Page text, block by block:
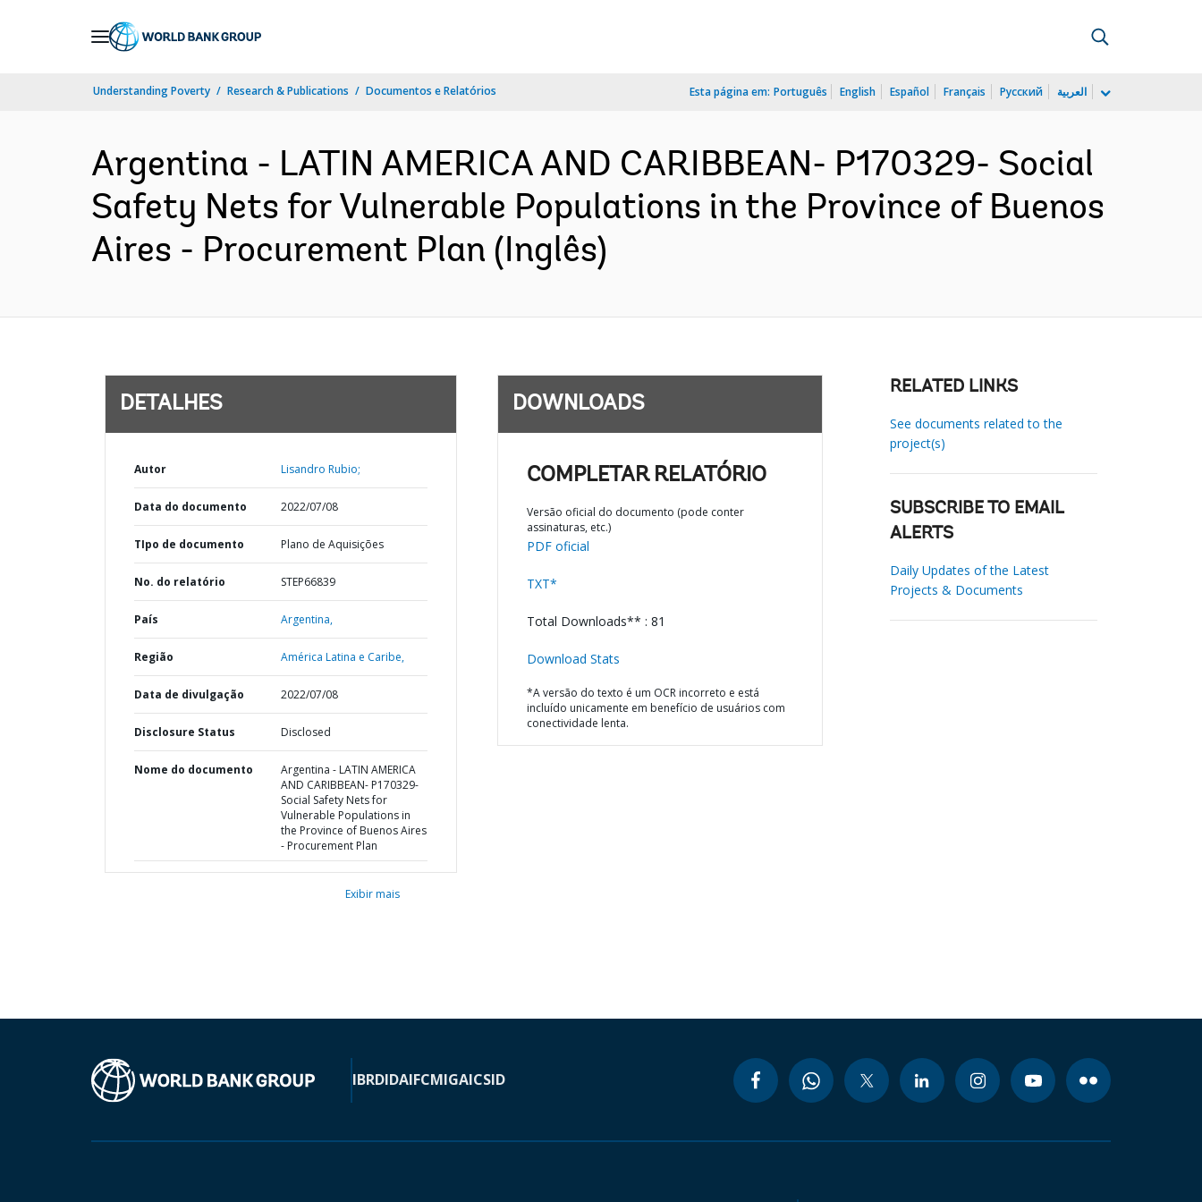
Understanding Poverty Research & Publications Documentos e Relatórios Esta página em: Português English Español Français Русский العربية
Argentina - LATIN AMERICA AND CARIBBEAN- P170329- Social
Safety Nets for Vulnerable Populations in the Province of Buenos
Aires - Procurement Plan (Inglês)
DETALHES
Autor Lisandro Rubio;
Data do documento 2022/07/08
TIpo de documento Plano de Aquisições
No. do relatório STEP66839
País Argentina,
Região América Latina e Caribe,
Data de divulgação 2022/07/08
Disclosure Status Disclosed
Nome do documento
Argentina - LATIN AMERICA
AND CARIBBEAN- P170329-
Social Safety Nets for
Vulnerable Populations in
the Province of Buenos Aires
- Procurement Plan
Exibir mais
DOWNLOADS
COMPLETAR RELATÓRIO
Versão oficial do documento (pode conter
assinaturas, etc.)
PDF oficial
TXT*
Total Downloads** : 81
Download Stats
*A versão do texto é um OCR incorreto e está
incluído unicamente em benefício de usuários com
conectividade lenta.
RELATED LINKS
See documents related to the
project(s)
SUBSCRIBE TO EMAIL
ALERTS
Daily Updates of the Latest
Projects & Documents
IBRDIDAIFCMIGAICSID